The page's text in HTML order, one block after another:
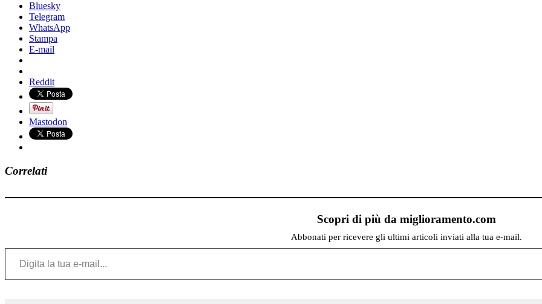
Bluesky
Telegram
WhatsApp
Stampa
E-mail
Reddit
Mastodon
Correlati
Scopri di più da miglioramento.com
Abbonati per ricevere gli ultimi articoli inviati alla tua e-mail.
Digita la tua e-mail...